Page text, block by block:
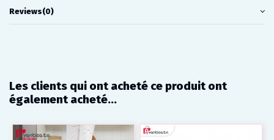
Reviews(0)
Les clients qui ont acheté ce produit ont
également acheté...